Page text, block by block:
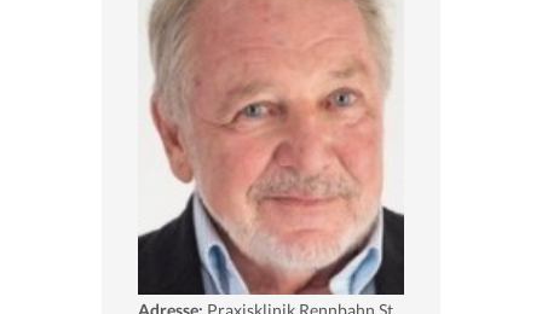
Adresse: Praxisklinik Rennbahn St.